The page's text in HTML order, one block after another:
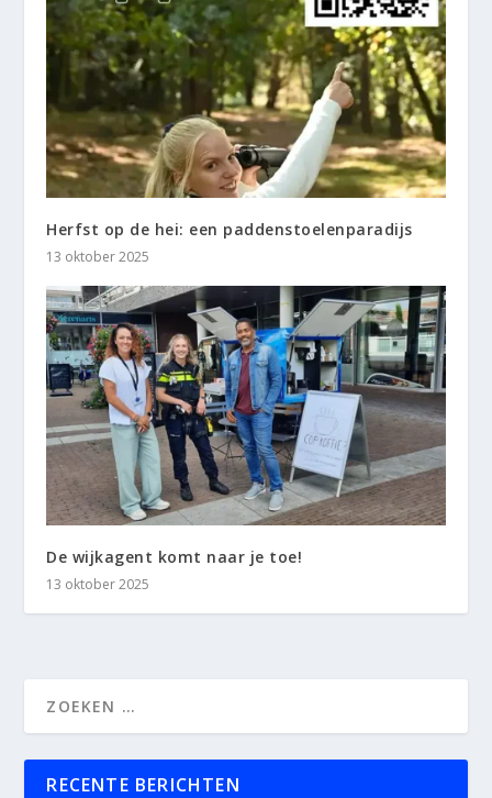
Herfst op de hei: een paddenstoelenparadijs
13 oktober 2025
De wijkagent komt naar je toe!
13 oktober 2025
RECENTE BERICHTEN